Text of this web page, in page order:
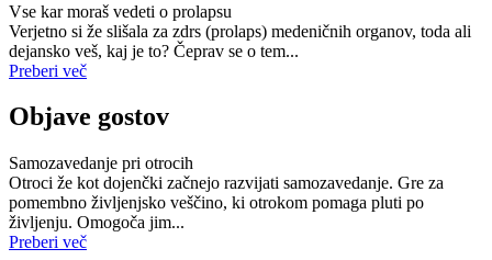
Vse kar moraš vedeti o prolapsu
Verjetno si že slišala za zdrs (prolaps) medeničnih organov, toda ali
dejansko veš, kaj je to? Čeprav se o tem...
Preberi več
Objave gostov
Samozavedanje pri otrocih
Otroci že kot dojenčki začnejo razvijati samozavedanje. Gre za
pomembno življenjsko veščino, ki otrokom pomaga pluti po
življenju. Omogoča jim...
Preberi več